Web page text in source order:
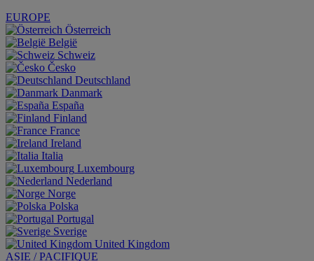
EUROPE
Österreich
België
Schweiz
Česko
Deutschland
Danmark
España
Finland
France
Ireland
Italia
Luxembourg
Nederland
Norge
Polska
Portugal
Sverige
United Kingdom
ASIE / PACIFIQUE